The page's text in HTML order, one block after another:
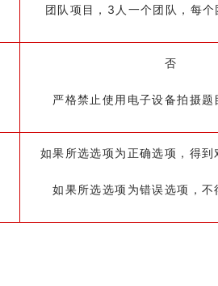
团队项目， 3人一个团队，每
否
严格禁止使用电子设备拍摄
如果所选选项为正确选项，得
如果所选选项为错误选项，